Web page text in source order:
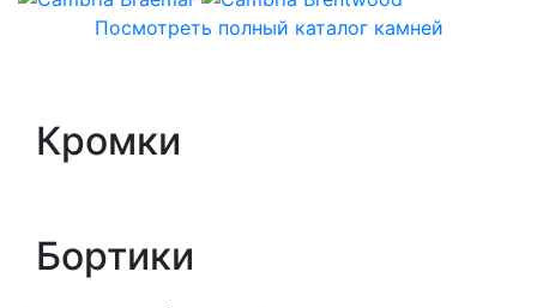
Посмотреть полный каталог камней
Кромки
Бортики